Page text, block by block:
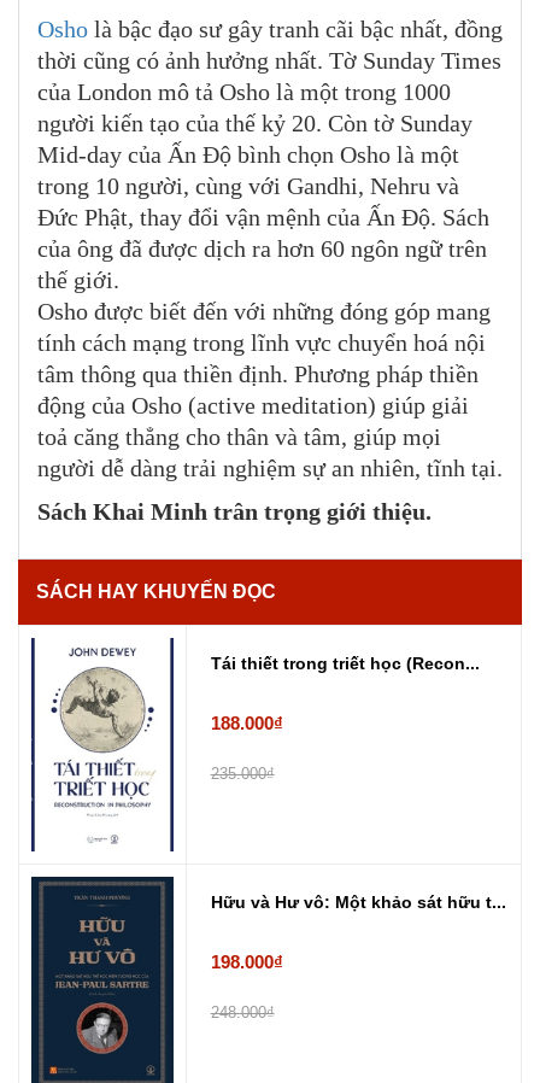
Osho là bậc đạo sư gây tranh cãi bậc nhất, đồng
thời cũng có ảnh hưởng nhất. Tờ Sunday Times
của London mô tả Osho là một trong 1000
người kiến tạo của thế kỷ 20. Còn tờ Sunday
Mid-day của Ấn Độ bình chọn Osho là một
trong 10 người, cùng với Gandhi, Nehru và
Đức Phật, thay đổi vận mệnh của Ấn Độ. Sách
của ông đã được dịch ra hơn 60 ngôn ngữ trên
thế giới.
Osho được biết đến với những đóng góp mang
tính cách mạng trong lĩnh vực chuyển hoá nội
tâm thông qua thiền định. Phương pháp thiền
động của Osho (active meditation) giúp giải
toả căng thẳng cho thân và tâm, giúp mọi
người dễ dàng trải nghiệm sự an nhiên, tĩnh tại.
Sách Khai Minh trân trọng giới thiệu.
SÁCH HAY KHUYẾN ĐỌC
Tái thiết trong triết học (Recon...
188.000₫
235.000₫
Hữu và Hư vô: Một khảo sát hữu t...
198.000₫
248.000₫